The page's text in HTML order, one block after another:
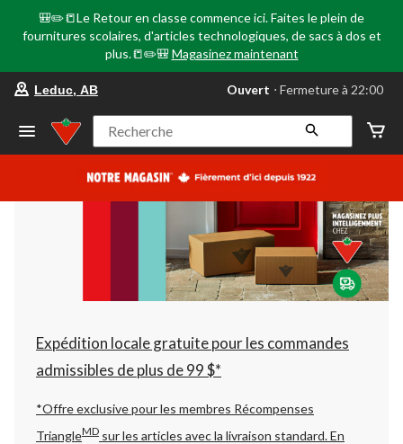
🎒✏️📒Le Retour en classe commence ici. Faites le plein de
fournitures scolaires, d'articles technologiques, de sacs à dos et
plus.📒✏️🎒 Magasinez maintenant
votre
préféré
Leduc,
AB,
courament
Fermeture
à
22:00
cliquer
pour
changer
Leduc, AB Ouvert ⋅ Fermeture à 22:00
Recherche
Expédition locale gratuite pour les commandes
admissibles de plus de 99 $*
*Offre exclusive pour les membres Récompenses
TriangleMD sur les articles avec la livraison standard.En